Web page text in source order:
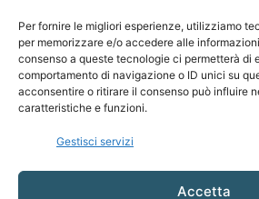
Per fornire le migliori esperienze, utilizziamo
per memorizzare e/o accedere alle
consenso a queste tecnologie ci permetterà di
comportamento di navigazione o ID unici su
acconsentire o ritirare il consenso può influire
caratteristiche e funzioni.
Gestisci servizi
Accetta
CHI SIAMO
Contattaci: